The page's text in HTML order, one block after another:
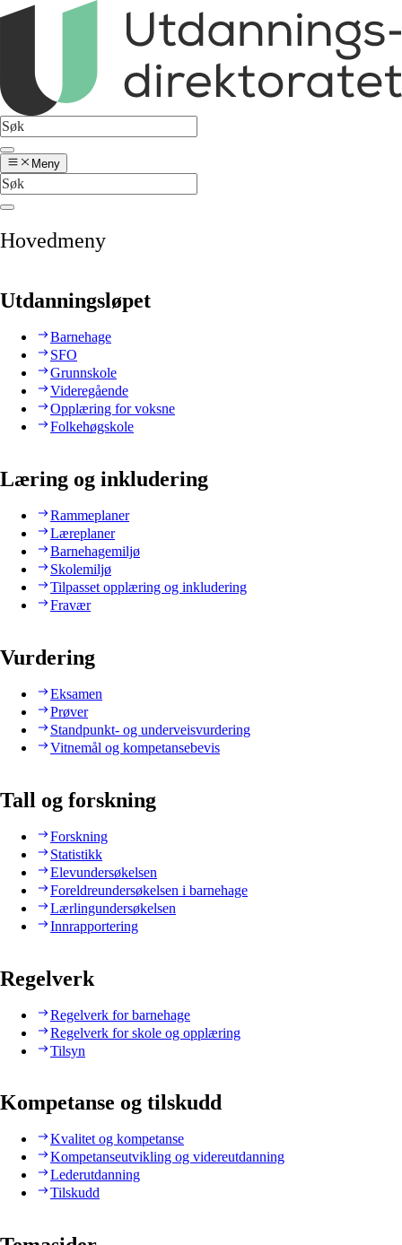
Meny
Hovedmeny
Utdanningsløpet
Barnehage
SFO
Grunnskole
Videregående
Opplæring for voksne
Folkehøgskole
Læring og inkludering
Rammeplaner
Læreplaner
Barnehagemiljø
Skolemiljø
Tilpasset opplæring og inkludering
Fravær
Vurdering
Eksamen
Prøver
Standpunkt- og underveisvurdering
Vitnemål og kompetansebevis
Tall og forskning
Forskning
Statistikk
Elevundersøkelsen
Foreldreundersøkelsen i barnehage
Lærlingundersøkelsen
Innrapportering
Regelverk
Regelverk for barnehage
Regelverk for skole og opplæring
Tilsyn
Kompetanse og tilskudd
Kvalitet og kompetanse
Kompetanseutvikling og videreutdanning
Lederutdanning
Tilskudd